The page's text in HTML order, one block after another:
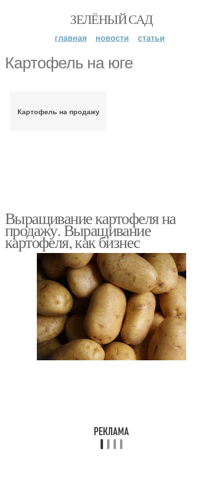
ЗЕЛЁНЫЙ САД
главная новости статьи
Картофель на юге
Картофель на продажу
Выращивание картофеля на
продажу. Выращивание
картофеля, как бизнес